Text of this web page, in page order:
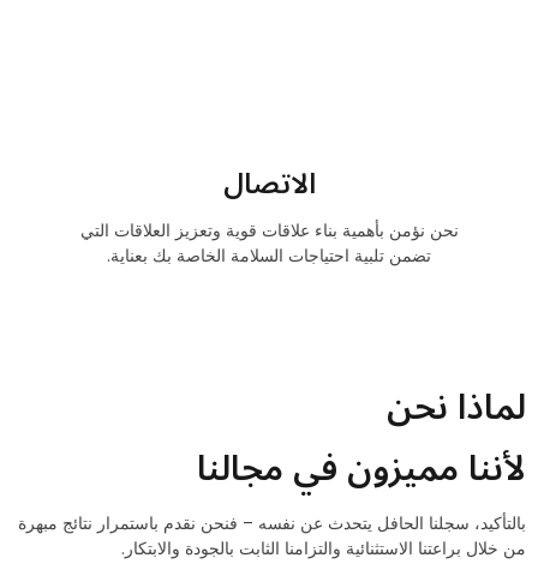
الاتصال
نحن نؤمن بأهمية بناء علاقات قوية وتعزيز العلاقات التي
تضمن تلبية احتياجات السلامة الخاصة بك بعناية.
لماذا نحن
لأننا مميزون في مجالنا
بالتأكيد، سجلنا الحافل يتحدث عن نفسه – فنحن نقدم باستمرار نتائج مبهرة
من خلال براعتنا الاستثنائية والتزامنا الثابت بالجودة والابتكار.